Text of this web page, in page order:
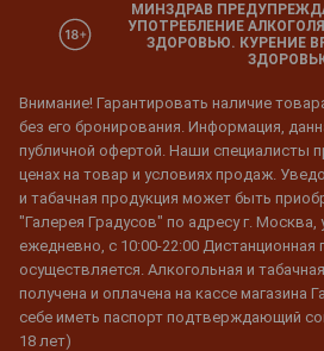
МИНЗДРАВ
УПОТРЕБЛЕНИЕ
ЗДОРОВЬЮ. КУРЕНИЕ
Внимание! Гарантировать наличие
без его бронирования. Информация,
публичной офертой. Наши специалисты
ценах на товар и условиях продаж.
и табачная продукция может быть
"Галерея Градусов" по адресу г. Москва,
ежедневно, с 10:00-22:00
осуществляется. Алкогольная и
получена и оплачена на кассе магазина
себе иметь паспорт подтверждающий
18 лет)